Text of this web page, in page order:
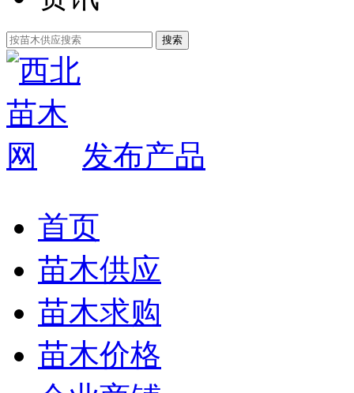
发布产品
首页
苗木供应
苗木求购
苗木价格